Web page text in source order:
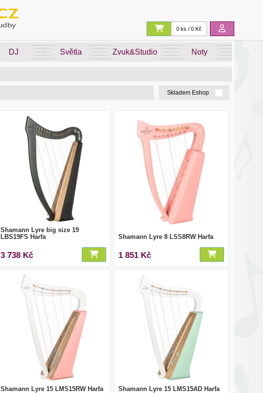
0 ks / 0 Kč
DJ Světla Zvuk&Studio Noty
Skladem Eshop
Shamann Lyre big size 19
LBS19FS Harfa
3 738 Kč
Shamann Lyre 8 LSS8RW Harfa
1 851 Kč
Shamann Lyre 15 LMS15RW Harfa Shamann Lyre 15 LMS15AD Harfa